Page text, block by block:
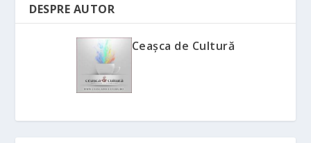
DESPRE AUTOR
Ceașca de Cultură